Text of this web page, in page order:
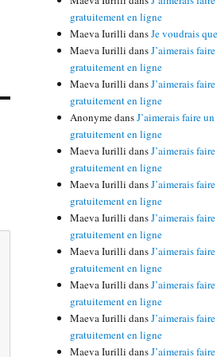
gratuitement en ligne
Maeva Iurilli dansJe voudrais
Maeva Iurilli dansJ’aimerais
gratuitement en ligne
Maeva Iurilli dansJ’aimerais
gratuitement en ligne
AnonymedansJ’aimerais faire
gratuitement en ligne
Maeva Iurilli dansJ’aimerais
gratuitement en ligne
Maeva Iurilli dansJ’aimerais
gratuitement en ligne
Maeva Iurilli dansJ’aimerais
gratuitement en ligne
Maeva Iurilli dansJ’aimerais
gratuitement en ligne
Maeva Iurilli dansJ’aimerais
gratuitement en ligne
Maeva Iurilli dansJ’aimerais
gratuitement en ligne
Maeva Iurilli dansJ’aimerais